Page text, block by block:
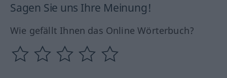
Sagen Sie uns Ihre Meinung!
Wie gefällt Ihnen das Online Wörterbuch?